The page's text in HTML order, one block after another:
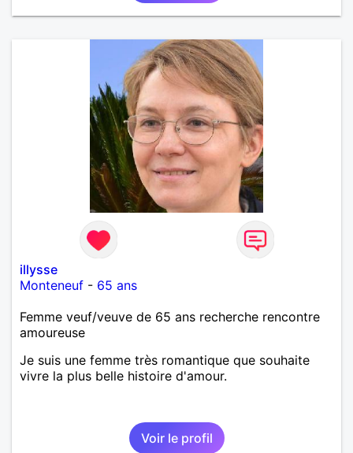
illysse
Monteneuf - 65 ans
Femme veuf/veuve de 65 ans recherche rencontre
amoureuse
Je suis une femme très romantique que souhaite
vivre la plus belle histoire d'amour.
Voir le profil